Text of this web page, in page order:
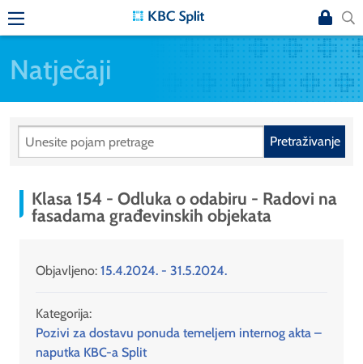
Natječaji
Pretraživanje
Klasa 154 - Odluka o odabiru - Radovi na
fasadama građevinskih objekata
Objavljeno: 15.4.2024. - 31.5.2024.
Kategorija:
Pozivi za dostavu ponuda temeljem internog akta –
naputka KBC-a Split